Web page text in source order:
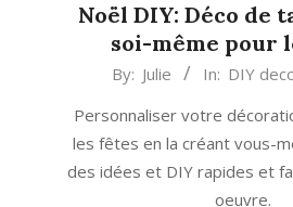
Noël DIY: Déco de
soi-même pour
01
By: Julie In: DIY
Personnaliser votre
les fêtes en la créant vous-
des idées et DIY rapides et
oeuvre.